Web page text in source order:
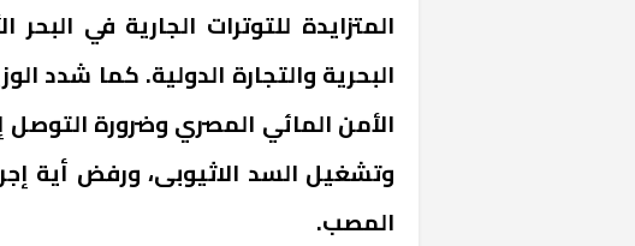
المتزايدة للتوترات الجارية في
البحرية والتجارة الدولية. كما شدد
الأمن المائي المصري وضرورة
وتشغيل السد الاثيوبى، ورفض أية
المصب.